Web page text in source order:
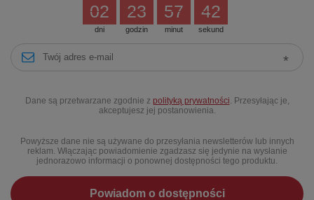
dni
02
godzin
23
minut
57
sekund
42
Dane są przetwarzane zgodnie z polityką prywatności . Przesyłając je,
akceptujesz jej postanowienia.
Powyższe dane nie są używane do przesyłania newsletterów lub innych
reklam. Włączając powiadomienie zgadzasz się jedynie na wysłanie
jednorazowo informacji o ponownej dostępności tego produktu.
Powiadom o dostępności